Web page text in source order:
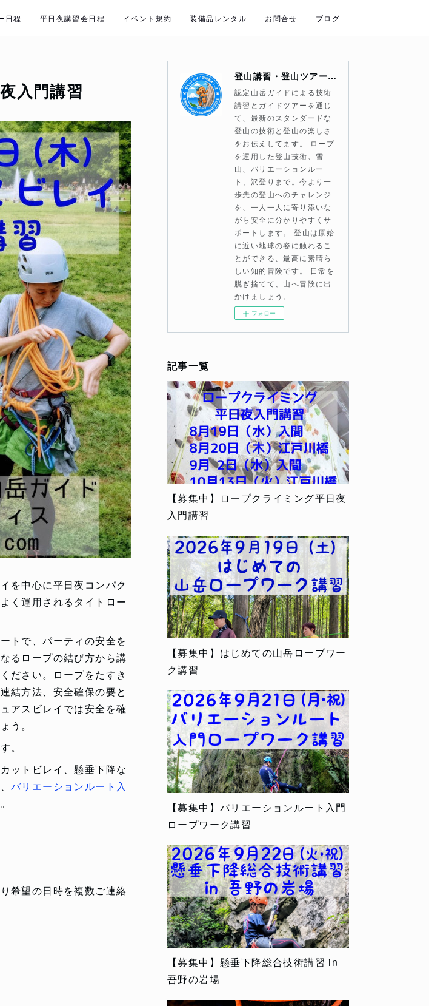
日程 平日夜講習会日程 イベント規約 装備品レンタル お問合せ ブログ
入門講習
を中心に平日夜コンパク
く運用されるタイトロー
トで、パーティの安全を
るロープの結び方から講
ださい。ロープをたすき
結方法、安全確保の要と
アスビレイでは安全を確
う。
。
ットビレイ、懸垂下降な
バリエーションルート入
希望の日時を複数ご連絡
登山講習・登山ツアー・山岳ガイド サミットガイド宮崎薫オフィス
認定山岳ガイドによる技術
講習とガイドツアーを通じ
て、最新のスタンダードな
登山の技術と登山の楽しさ
をお伝えしてます。 ロープ
を運用した登山技術、雪
山、バリエーションルー
ト、沢登りまで。今より一
歩先の登山へのチャレンジ
を、一人一人に寄り添いな
がら安全に分かりやすくサ
ポートします。 登山は原始
に近い地球の姿に触れるこ
とができる、最高に素晴ら
しい知的冒険です。 日常を
脱ぎ捨てて、山へ冒険に出
かけましょう。
フォロー
記事一覧
【募集中】ロープクライミング平日夜
入門講習
【募集中】はじめての山岳ロープワー
ク講習
【募集中】バリエーションルート入門
ロープワーク講習
【募集中】懸垂下降総合技術講習 in
吾野の岩場